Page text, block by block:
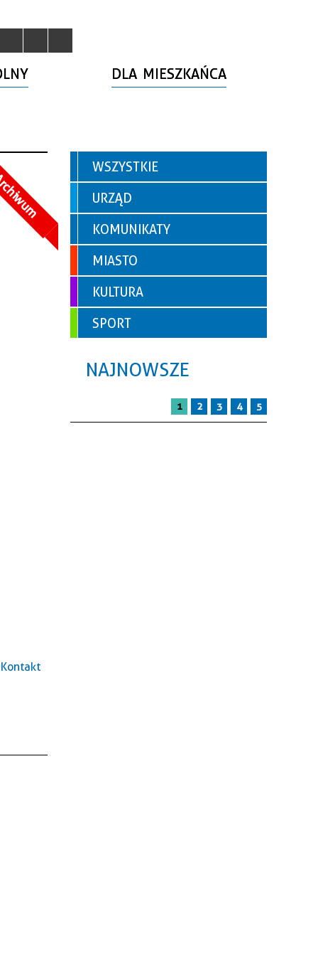
DLA MIESZKAŃCA
Kontakt
WSZYSTKIE
URZĄD
KOMUNIKATY
MIASTO
KULTURA
SPORT
NAJNOWSZE
1 2 3 4 5